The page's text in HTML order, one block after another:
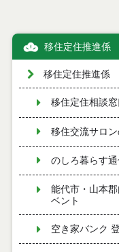
移住定住推進係
移住定住推進係
移住定住相談
移住交流サロ
のしろ暮らす
能代市・山本
ベント
空き家バンク